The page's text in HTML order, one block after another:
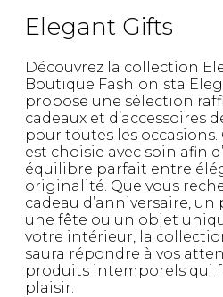
Elegant Gifts
Découvrez la collection
Boutique Fashionista
propose une sélection
cadeaux et d’accessoires
pour toutes les occasions.
est choisie avec soin afin
équilibre parfait entre
originalité. Que vous
cadeau d’anniversaire,
une fête ou un objet
votre intérieur, la
saura répondre à vos
produits intemporels qui
plaisir.